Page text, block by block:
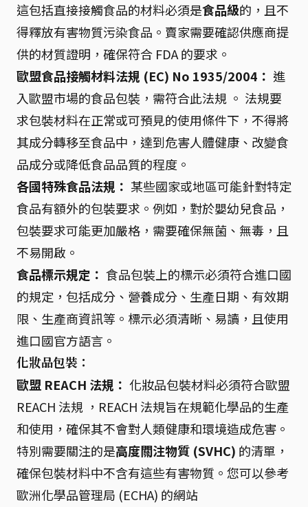
這包括直接接觸食品的材料必須是食品級的，且不
得釋放有害物質污染食品。賣家需要確認供應商提
供的材質證明，確保符合 FDA 的要求。
歐盟食品接觸材料法規 (EC) No 1935/2004： 進
入歐盟市場的食品包裝，需符合此法規 。 法規要
求包裝材料在正常或可預見的使用條件下，不得將
其成分轉移至食品中，達到危害人體健康、改變食
品成分或降低食品品質的程度。
各國特殊食品法規： 某些國家或地區可能針對特定
食品有額外的包裝要求。例如，對於嬰幼兒食品，
包裝要求可能更加嚴格，需要確保無菌、無毒，且
不易開啟。
食品標示規定： 食品包裝上的標示必須符合進口國
的規定，包括成分、營養成分、生產日期、有效期
限、生產商資訊等。標示必須清晰、易讀，且使用
進口國官方語言。
化妝品包裝：
歐盟 REACH 法規： 化妝品包裝材料必須符合歐盟
REACH 法規 ，REACH 法規旨在規範化學品的生產
和使用，確保其不會對人類健康和環境造成危害。
特別需要關注的是高度關注物質 (SVHC) 的清單，
確保包裝材料中不含有這些有害物質。您可以參考
歐洲化學品管理局 (ECHA) 的網站